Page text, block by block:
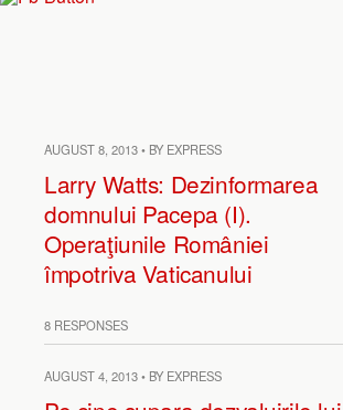
AUGUST 8, 2013 • BY EXPRESS
Larry Watts: Dezinformarea
domnului Pacepa (I).
Operaţiunile României
împotriva Vaticanului
8 RESPONSES
AUGUST 4, 2013 • BY EXPRESS